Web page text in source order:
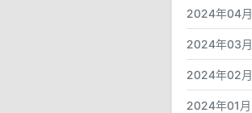
2024年04月
2024年03月
2024年02月
2024年01月